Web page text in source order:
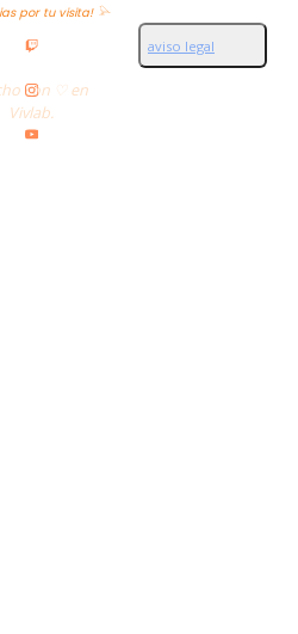
por tu visita! 𓅪
aviso legal
con ♡ en
Vivlab.